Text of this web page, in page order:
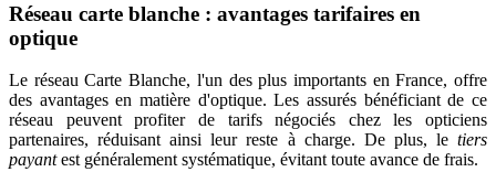
Réseau carte blanche : avantages tarifaires en
optique
Le réseau Carte Blanche, l'un des plus importants en France, offre
des avantages en matière d'optique. Les assurés bénéficiant de ce
réseau peuvent profiter de tarifs négociés chez les opticiens
partenaires, réduisant ainsi leur reste à charge. De plus, le tiers
payantest généralement systématique, évitant toute avance de frais.